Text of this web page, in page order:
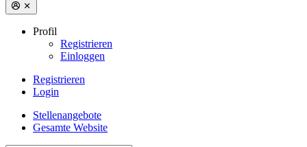
Profil
Registrieren
Einloggen
Registrieren
Login
Stellenangebote
Gesamte Website